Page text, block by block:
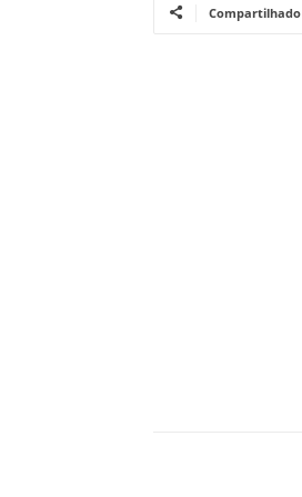
Compartilhado